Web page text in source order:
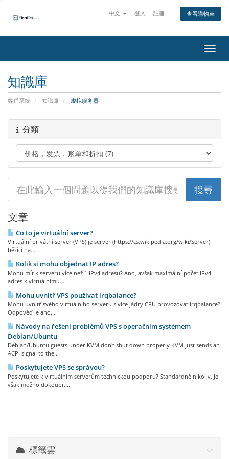
中文 登入 註冊 查看購物車
切換
知識庫
客戶系統 知識庫 虚拟服务器
分類
文章
Co to je virtuální server?
Virtuální privátní server (VPS) je server (https://cs.wikipedia.org/wiki/Server)
běžící na...
Kolik si mohu objednat IP adres?
Mohu mít k serveru více než 1 IPv4 adresu? Ano, avšak maximální počet IPv4
adres k virtuálnímu...
Mohu uvnitř VPS používat irqbalance?
Mohu uvnitř svého virtuálního serveru s více jádry CPU provozovat irqbalance?
Odpověď je ano,...
Návody na řešení problémů VPS s operačním systémem
Debian/Ubuntu
Debian/Ubuntu guests under KVM don't shut down properly KVM just sends an
ACPI signal to the...
Poskytujete VPS se správou?
Poskytujete k virtuálním serverům technickou podporu? Standardně nikoliv. Je
však možno dokoupit...
標籤雲